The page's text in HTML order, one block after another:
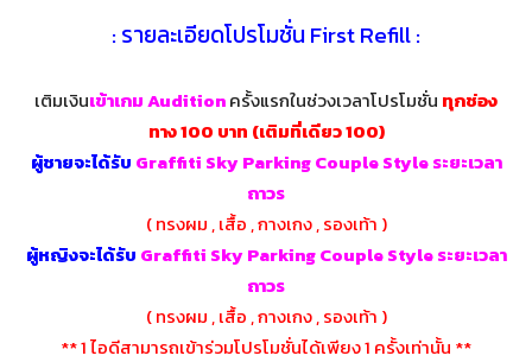
: รายละเอียดโปรโมชั่น First Refill :
เติมเงินเข้าเกม Auditionครั้งแรกในช่วงเวลาโปรโมชั่น ทุกช่อง
ทาง100 บาท (เติมที่เดียว 100)
ผู้ชายจะได้รับ Graffiti Sky Parking Couple Style ระยะเวลา
ถาวร
( ทรงผม , เสื้อ , กางเกง , รองเท้า )
ผู้หญิงจะได้รับ Graffiti Sky Parking Couple Style ระยะเวลา
ถาวร
( ทรงผม , เสื้อ , กางเกง , รองเท้า )
** 1 ไอดีสามารถเข้าร่วมโปรโมชั่นได้เพียง 1 ครั้งเท่านั้น **